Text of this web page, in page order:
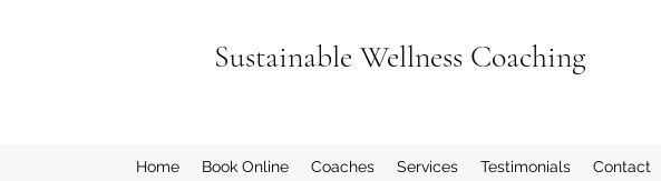
Sustainable Wellness Coaching
Home Book Online Coaches Services Testimonials Contact